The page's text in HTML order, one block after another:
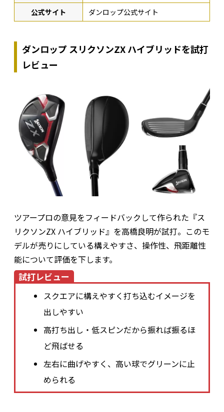
公式サイト ダンロップ公式サイト
ダンロップ スリクソンZX ハイブリッドを試打
レビュー
ツアープロの意見をフィードバックして作られた『ス
リクソンZX ハイブリッド』を高橋良明が試打。このモ
デルが売りにしている構えやすさ、操作性、飛距離性
能について評価を下します。
試打レビュー
スクエアに構えやすく打ち込むイメージを
出しやすい
高打ち出し・低スピンだから振れば振るほ
ど飛ばせる
左右に曲げやすく、高い球でグリーンに止
められる